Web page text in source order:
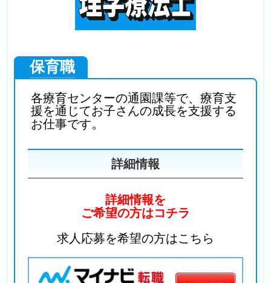
保育職
各療育センターの通園課等で、療育支
援を通じてお子さんの成長を支援する
お仕事です。
詳細情報
詳細情報を
ご希望の方はコチラ
求人応募を希望の方はこちら